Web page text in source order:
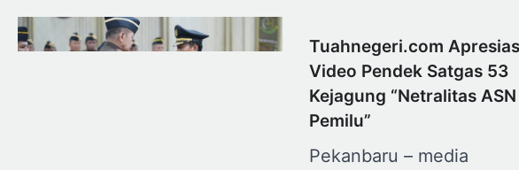
Tuahnegeri.com
Video Pendek Satgas 53
Kejagung “Netralitas
Pemilu”
Pekanbaru – media